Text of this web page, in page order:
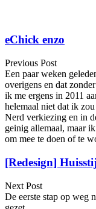
navigation
eChick enzo
Previous Post
Een paar weken
overigens en dat
ik me ergens in 2011
helemaal niet dat ik
Nerd verkiezing en in
geinig allemaal, maar
om mee te doen of te
[Redesign]
Next Post
De eerste stap op weg